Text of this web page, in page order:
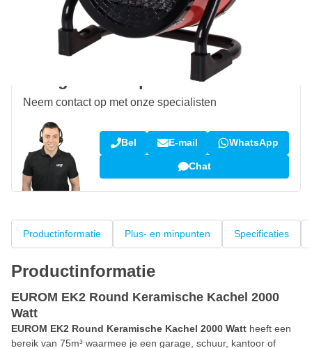
Gratis bezorgdvanaf € 50,-
100 dagenretourneren en ruilen
Klantbeoordeling:
(34.283 reviews)
Vraag over dit product?
Neem contact op met onze specialisten
Bel E-mail WhatsApp
Chat
Productinformatie Plus- en minpunten Specificaties
Productinformatie
EUROM EK2 Round Keramische Kachel 2000
Watt
EUROM EK2 Round Keramische Kachel 2000 Watt heeft een
bereik van 75m³ waarmee je een garage, schuur, kantoor of